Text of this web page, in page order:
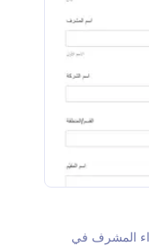
المشرف في